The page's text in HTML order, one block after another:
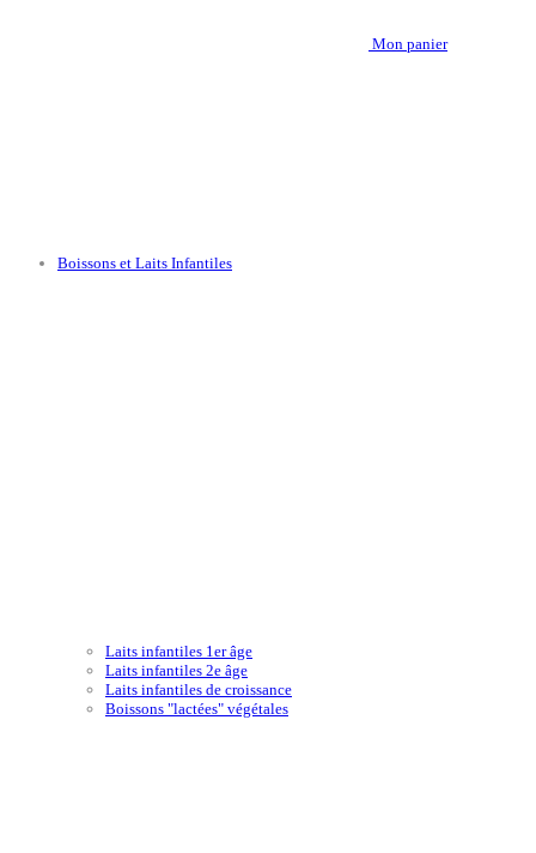
Mon panier
Boissons et Laits Infantiles
Laits infantiles 1er âge
Laits infantiles 2e âge
Laits infantiles de croissance
Boissons "lactées" végétales